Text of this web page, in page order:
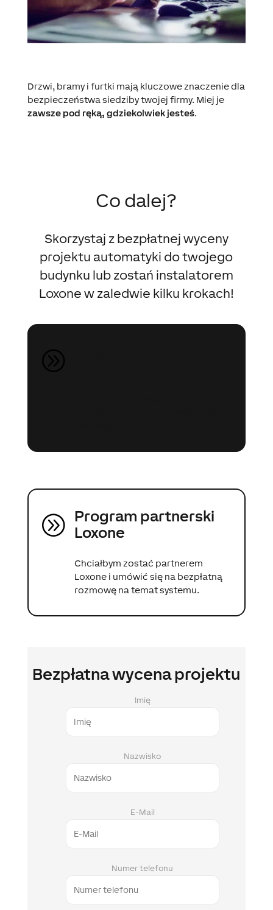
Drzwi, bramy i furtki mają kluczowe znaczenie dla
bezpieczeństwa siedziby twojej firmy. Miej je
zawsze pod ręką, gdziekolwiek jesteś.
Co dalej?
Skorzystaj z bezpłatnej wyceny
projektu automatyki do twojego
budynku lub zostań instalatorem
Loxone w zaledwie kilku krokach!
A Program partnerski
Loxone
Chciałbym zostać partnerem
Loxone i umówić się na bezpłatną
rozmowę na temat systemu.
Bezpłatna wycena projektu
Imię
Nazwisko
E-Mail
Numer telefonu